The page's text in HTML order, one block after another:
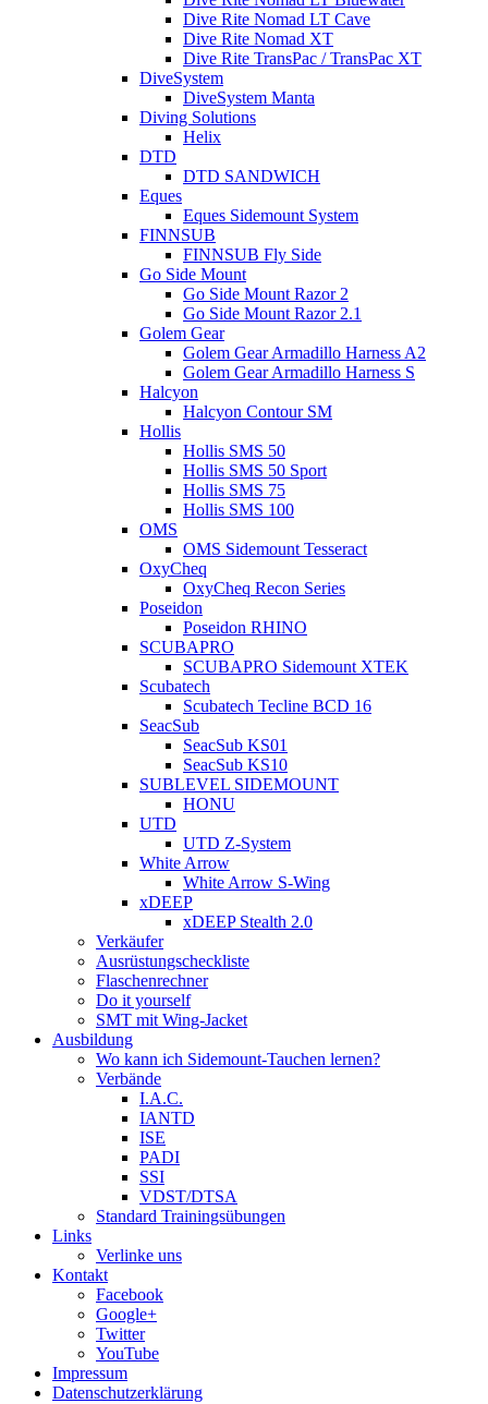
Dive Rite Nomad LT Cave
Dive Rite Nomad XT
Dive Rite TransPac / TransPac XT
DiveSystem
DiveSystem Manta
Diving Solutions
Helix
DTD
DTD SANDWICH
Eques
Eques Sidemount System
FINNSUB
FINNSUB Fly Side
Go Side Mount
Go Side Mount Razor 2
Go Side Mount Razor 2.1
Golem Gear
Golem Gear Armadillo Harness A2
Golem Gear Armadillo Harness S
Halcyon
Halcyon Contour SM
Hollis
Hollis SMS 50
Hollis SMS 50 Sport
Hollis SMS 75
Hollis SMS 100
OMS
OMS Sidemount Tesseract
OxyCheq
OxyCheq Recon Series
Poseidon
Poseidon RHINO
SCUBAPRO
SCUBAPRO Sidemount XTEK
Scubatech
Scubatech Tecline BCD 16
SeacSub
SeacSub KS01
SeacSub KS10
SUBLEVEL SIDEMOUNT
HONU
UTD
UTD Z-System
White Arrow
White Arrow S-Wing
xDEEP
xDEEP Stealth 2.0
Verkäufer
Ausrüstungscheckliste
Flaschenrechner
Do it yourself
SMT mit Wing-Jacket
Ausbildung
Wo kann ich Sidemount-Tauchen lernen?
Verbände
I.A.C.
IANTD
ISE
PADI
SSI
VDST/DTSA
Standard Trainingsübungen
Links
Verlinke uns
Kontakt
Facebook
Google+
Twitter
YouTube
Impressum
Datenschutzerklärung